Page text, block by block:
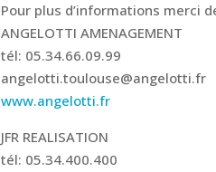
Pour plus d’informations merci
ANGELOTTI AMENAGEMENT
tél: 05.34.66.09.99
angelotti.toulouse@angelotti.fr
www.angelotti.fr
JFR REALISATION
tél: 05.34.400.400